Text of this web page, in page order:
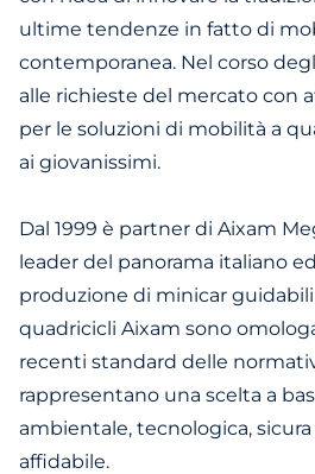
ultime tendenze in fatto di
contemporanea. Nel corso
alle richieste del mercato con
per le soluzioni di mobilità a
ai giovanissimi.
Dal 1999 è partner di Aixam
leader del panorama italiano
produzione di minicar guidabili
quadricicli Aixam sono
recenti standard delle
rappresentano una scelta a
ambientale, tecnologica,
affidabile.